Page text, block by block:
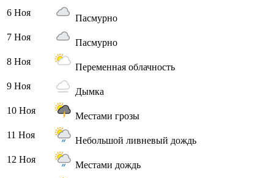
6 Ноя
Пасмурно
7 Ноя
Пасмурно
8 Ноя
Переменная облачность
9 Ноя
Дымка
10 Ноя
Местами грозы
11 Ноя
Небольшой ливневый дождь
12 Ноя
Местами дождь